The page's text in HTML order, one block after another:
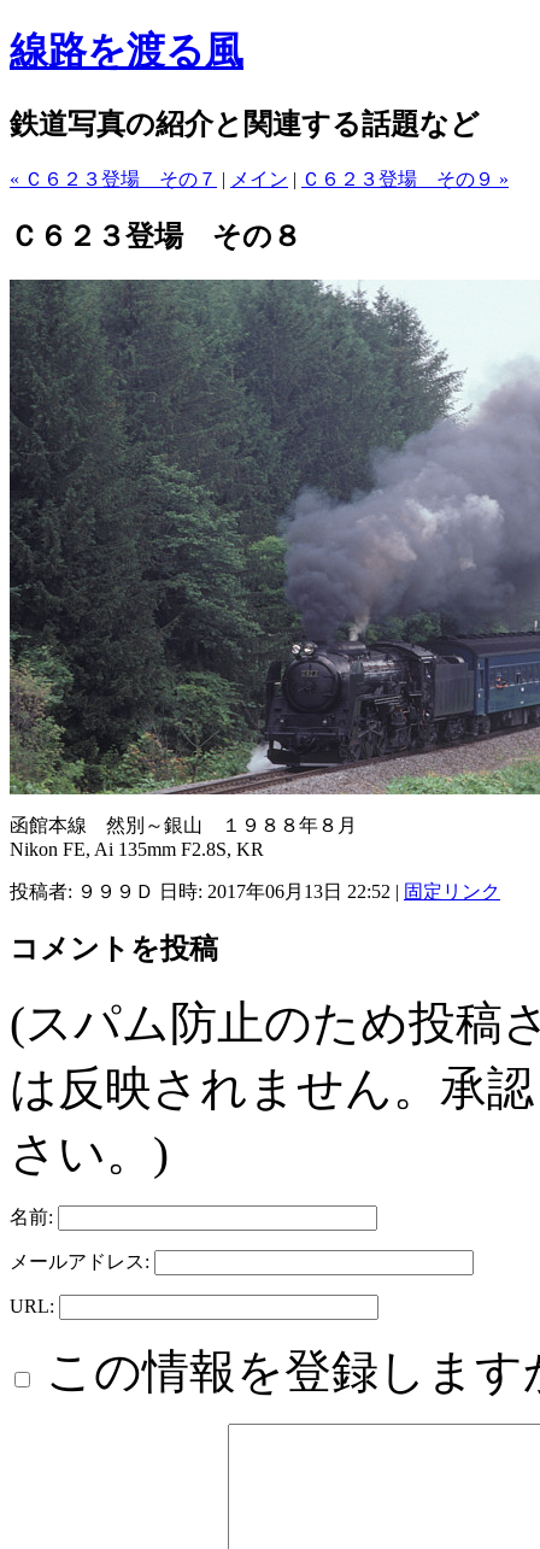
線路を渡る風
鉄道写真の紹介と関連する話題など
« Ｃ６２３登場 その７ | メイン | Ｃ６２３登場 その９ »
Ｃ６２３登場 その８
函館本線 然別～銀山 １９８８年８月
Nikon FE, Ai 135mm F2.8S, KR
投稿者: ９９９Ｄ 日時: 2017年06月13日 22:52 | 固定リンク
コメントを投稿
(スパム防止のため投稿
は反映されません。承
さい。)
名前:
メールアドレス:
URL:
この情報を登録します